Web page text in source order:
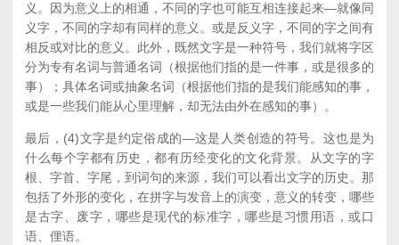
义。因为意义上的相通，不同的字也可能互相连接起来—就像同
义字，不同的字却有同样的意义。或是反义字，不同的字之间有
相反或对比的意义。此外，既然文字是一种符号，我们就将字区
分为专有名词与普通名词（根据他们指的是一件事，或是很多的
事）；具体名词或抽象名词（根据他们指的是我们能感知的事，
或是一些我们能从心里理解，却无法由外在感知的事）。
最后，(4)文字是约定俗成的—这是人类创造的符号。这也是为
什么每个字都有历史，都有历经变化的文化背景。从文字的字
根、字首、字尾，到词句的来源，我们可以看出文字的历史。那
包括了外形的变化，在拼字与发音上的演变，意义的转变，哪些
是古字、废字，哪些是现代的标准字，哪些是习惯用语，或口
语、俚语。